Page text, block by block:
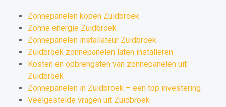
Zonnepanelen kopen Zuidbroek
Zonne energie Zuidbroek
Zonnepanelen installateur Zuidbroek
Zuidbroek zonnepanelen laten installeren
Kosten en opbrengsten van zonnepanelen uit
Zuidbroek
Zonnepanelen in Zuidbroek – een top investering
Veelgestelde vragen uit Zuidbroek